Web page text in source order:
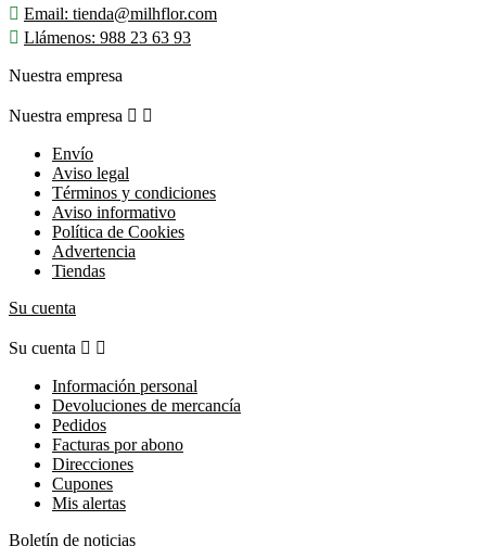
 Email: tienda@milhflor.com
 Llámenos: 988 23 63 93
Nuestra empresa
Nuestra empresa  
Envío
Aviso legal
Términos y condiciones
Aviso informativo
Política de Cookies
Advertencia
Tiendas
Su cuenta
Su cuenta  
Información personal
Devoluciones de mercancía
Pedidos
Facturas por abono
Direcciones
Cupones
Mis alertas
Boletín de noticias